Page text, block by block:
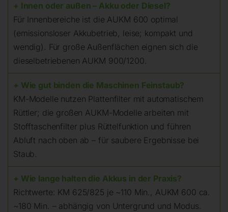
+ Innen oder außen – Akku oder Diesel?
Für Innenbereiche ist die AUKM 600 optimal
(emissionsloser Akkubetrieb, leise; kompakt und
wendig). Für große Außenflächen eignen sich die
dieselbetriebenen AUKM 900/1200.
+ Wie gut binden die Maschinen Feinstaub?
KM-Modelle nutzen Plattenfilter mit automatischem
Rüttler; die großen AUKM-Modelle arbeiten mit
Stofftaschenfilter plus Rüttelfunktion und führen
Abluft nach oben ab – für saubere Ergebnisse bei
Staub.
+ Wie lange halten die Akkus in der Praxis?
Richtwerte: KM 625/825 je ~110 Min., AUKM 600 ca.
~180 Min. – abhängig von Untergrund und Modus.